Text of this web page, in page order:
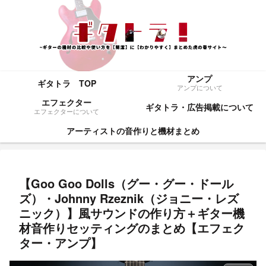
ギタトラ TOP アンプ
アンプについて
エフェクター
エフェクターについて
ギタトラ・広告掲載について
アーティストの音作りと機材まとめ
【Goo Goo Dolls（グー・グー・ドール
ズ）・Johnny Rzeznik（ジョニー・レズ
ニック）】風サウンドの作り方＋ギター機
材音作りセッティングのまとめ【エフェク
ター・アンプ】